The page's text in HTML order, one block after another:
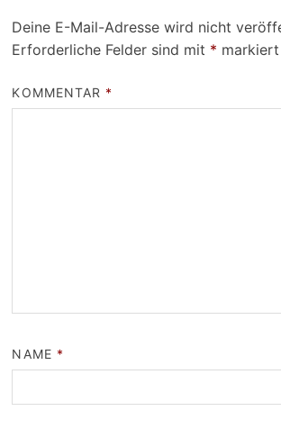
Deine E-Mail-Adresse wird nicht
Erforderliche Felder sind mit * markiert
KOMMENTAR *
NAME *